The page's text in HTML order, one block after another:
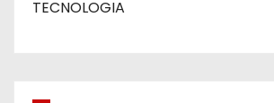
TECNOLOGIA